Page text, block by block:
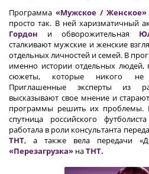
Программа «Мужское / Женское»
просто так. В ней харизматичный
Гордон и обворожительная
сталкивают мужские и женские
отдельных личностей и семей. В
именно истории отдельных людей,
сюжеты, которые никого не
Приглашенные эксперты из
высказывают свое мнение и
программы решить их проблемы.
спутница российского
работала в роли консультанта
ТНТ, а также вела передачи
«Перезагрузка» наТНТ.